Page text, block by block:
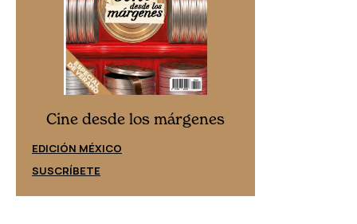
Cine desde los márgenes
EDICIÓN MÉXICO
SUSCRÍBETE